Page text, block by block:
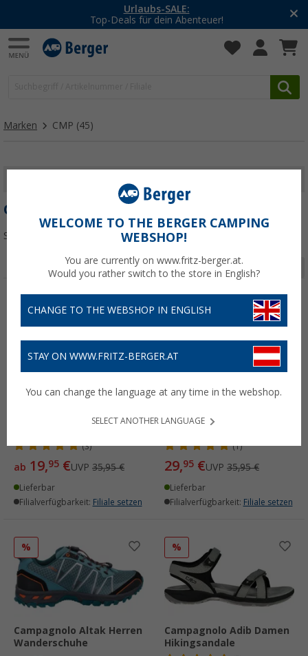
-20% auf Kleidung und Schuhe
Mit dem Aktionscode
Marken CMP (45)
CMP
Sortieren:
Seite 1 von 2
%
Campagnolo Hamal
(3)
ab 19,95 €UVP 35,95 €
Lieferbar
Filialverfügbarkeit: Filiale setzen
%
Campagnolo Hamal
(1)
29,95 €UVP 35,95 €
Lieferbar
Filialverfügbarkeit: Filiale setzen
%
Campagnolo Altak Herren
Wanderschuhe
%
Campagnolo Adib Damen
Hikingsandale
WELCOME TO THE BERGER CAMPING
WEBSHOP!
You are currently on www.fritz-berger.at.
Would you rather switch to the store in English?
CHANGE TO THE WEBSHOP IN ENGLISH
STAY ON WWW.FRITZ-BERGER.AT
You can change the language at any time in the webshop.
SELECT ANOTHER LANGUAGE